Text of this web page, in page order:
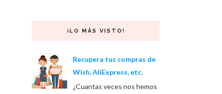
¡LO MÁS VISTO!
Recupera tus compras de
Wish, AliExpress, etc.
¿Cuantas veces nos hemos